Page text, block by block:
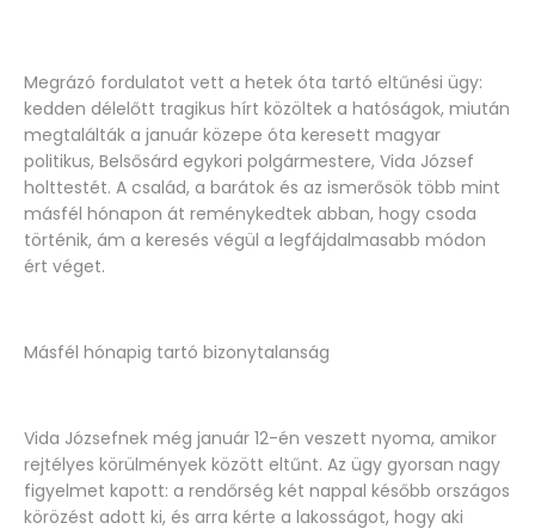
Megrázó fordulatot vett a hetek óta tartó eltűnési ügy:
kedden délelőtt tragikus hírt közöltek a hatóságok, miután
megtalálták a január közepe óta keresett magyar
politikus, Belsősárd egykori polgármestere, Vida József
holttestét. A család, a barátok és az ismerősök több mint
másfél hónapon át reménykedtek abban, hogy csoda
történik, ám a keresés végül a legfájdalmasabb módon
ért véget.
Másfél hónapig tartó bizonytalanság
Vida Józsefnek még január 12-én veszett nyoma, amikor
rejtélyes körülmények között eltűnt. Az ügy gyorsan nagy
figyelmet kapott: a rendőrség két nappal később országos
körözést adott ki, és arra kérte a lakosságot, hogy aki